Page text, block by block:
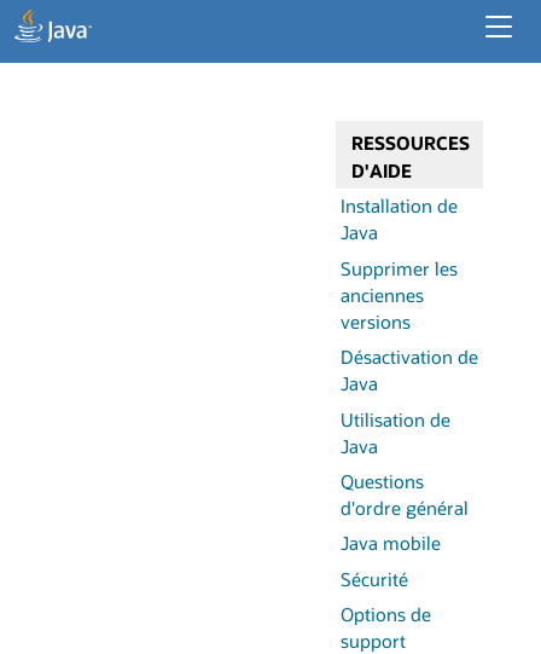
Java pour les applications de bureau
RESSOURCES
D'AIDE
Installation de
Java
Supprimer les
anciennes
versions
Désactivation de
Java
Utilisation de
Java
Questions
d'ordre général
Java mobile
Sécurité
Options de
support